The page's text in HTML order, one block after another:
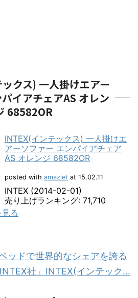
クス) 一人掛けエアー
イアチェアAS オレン
68582OR
INTEX(インテックス) 一人掛けエ
アーソファー エンパイアチェア
AS オレンジ 68582OR
posted with amazlet at 15.02.11
INTEX (2014-02-01)
売り上げランキング: 71,710
る
ッドで世界的なシェアを誇る
社」INTEX(インテック...